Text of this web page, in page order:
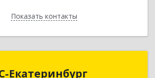
Показать контакты
Назад
Екатеринбург
Прайм-1С-Екатеринбург